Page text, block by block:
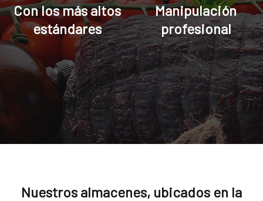
Con los más altos
estándares
Manipulación
profesional
Nuestros almacenes, ubicados en la